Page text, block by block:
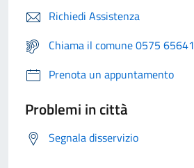
Richiedi Assistenza
Chiama il comune 0575 65641
Prenota un appuntamento
Problemi in città
Segnala disservizio